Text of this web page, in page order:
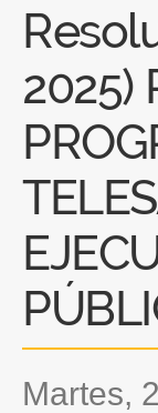
2025)